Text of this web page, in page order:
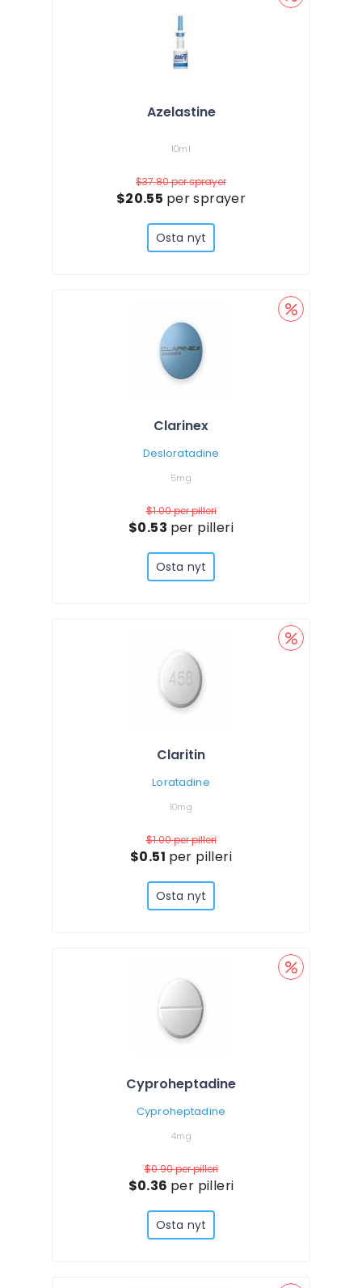
Azelastine
10ml
$37.80per sprayer
$20.55 per sprayer
Osta nyt
Clarinex
Desloratadine
5mg
$1.00per pilleri
$0.53 per pilleri
Osta nyt
Claritin
Loratadine
10mg
$1.00per pilleri
$0.51 per pilleri
Osta nyt
Cyproheptadine
Cyproheptadine
4mg
$0.90per pilleri
$0.36 per pilleri
Osta nyt